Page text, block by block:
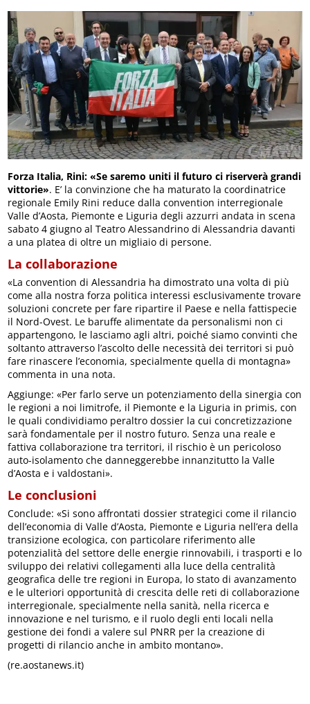
Forza Italia, Rini: «Se saremo uniti il futuro ci riserverà grandi
vittorie». E’ la convinzione che ha maturato la coordinatrice
regionale Emily Rini reduce dalla convention interregionale
Valle d’Aosta, Piemonte e Liguria degli azzurri andata in scena
sabato 4 giugno al Teatro Alessandrino di Alessandria davanti
a una platea di oltre un migliaio di persone.
La collaborazione
«La convention di Alessandria ha dimostrato una volta di più
come alla nostra forza politica interessi esclusivamente trovare
soluzioni concrete per fare ripartire il Paese e nella fattispecie
il Nord-Ovest. Le baruffe alimentate da personalismi non ci
appartengono, le lasciamo agli altri, poiché siamo convinti che
soltanto attraverso l’ascolto delle necessità dei territori si può
fare rinascere l’economia, specialmente quella di montagna»
commenta in una nota.
Aggiunge: «Per farlo serve un potenziamento della sinergia con
le regioni a noi limitrofe, il Piemonte e la Liguria in primis, con
le quali condividiamo peraltro dossier la cui concretizzazione
sarà fondamentale per il nostro futuro. Senza una reale e
fattiva collaborazione tra territori, il rischio è un pericoloso
auto-isolamento che danneggerebbe innanzitutto la Valle
d’Aosta e i valdostani».
Le conclusioni
Conclude: «Si sono affrontati dossier strategici come il rilancio
dell’economia di Valle d’Aosta, Piemonte e Liguria nell’era della
transizione ecologica, con particolare riferimento alle
potenzialità del settore delle energie rinnovabili, i trasporti e lo
sviluppo dei relativi collegamenti alla luce della centralità
geografica delle tre regioni in Europa, lo stato di avanzamento
e le ulteriori opportunità di crescita delle reti di collaborazione
interregionale, specialmente nella sanità, nella ricerca e
innovazione e nel turismo, e il ruolo degli enti locali nella
gestione dei fondi a valere sul PNRR per la creazione di
progetti di rilancio anche in ambito montano».
(re.aostanews.it)